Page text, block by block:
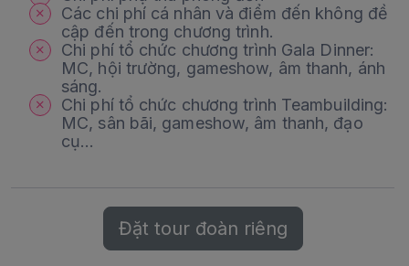
Các chi phí cá nhân và điểm đến không đề
cập đến trong chương trình.
Chi phí tổ chức chương trình Gala Dinner:
MC, hội trường, gameshow, âm thanh, ánh
sáng.
Chi phí tổ chức chương trình Teambuilding:
MC, sân bãi, gameshow, âm thanh, đạo
cụ…
Đặt tour đoàn riêng